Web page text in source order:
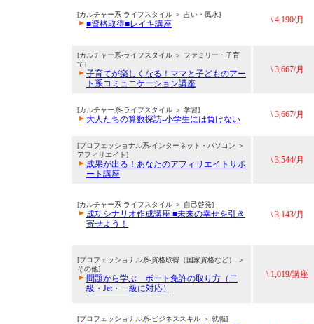
[カルチャー系-ライフスタイル ＞ 占い・風水]
■資格取得■レイキ講座 \ 4,190/月
[カルチャー系-ライフスタイル ＞ ファミリー・子育
て]
子育てが楽しくなる！ママと子どものアー
ト系コミュニケーション講座
\ 3,667/月
[カルチャー系-ライフスタイル ＞ 学習]
大人たちの算数探訪-小学生には負けない \ 3,667/月
[プロフェッショナル系-インターネット・パソコン ＞
アフィリエイト]
成果が出る！あなたのアフィリエイトサポ
ート講座
\ 3,544/月
[カルチャー系-ライフスタイル ＞ 自己啓発]
成功シナリオ作成講座 ■未来の幸せを引き
寄せよう！
\ 3,143/月
[プロフェッショナル系-資格取得（国家資格など） ＞
その他]
問題から学ぶ ボート免許の取り方（二
級・Jet・一級に対応）
\ 1,019/講座
[プロフェッショナル系-ビジネススキル ＞ 就職]